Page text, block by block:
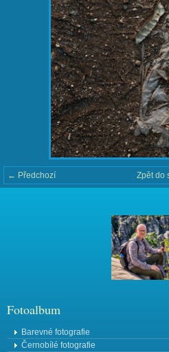
← Předchozí Zpět do
Fotoalbum
Barevné fotografie
Černobílé fotografie